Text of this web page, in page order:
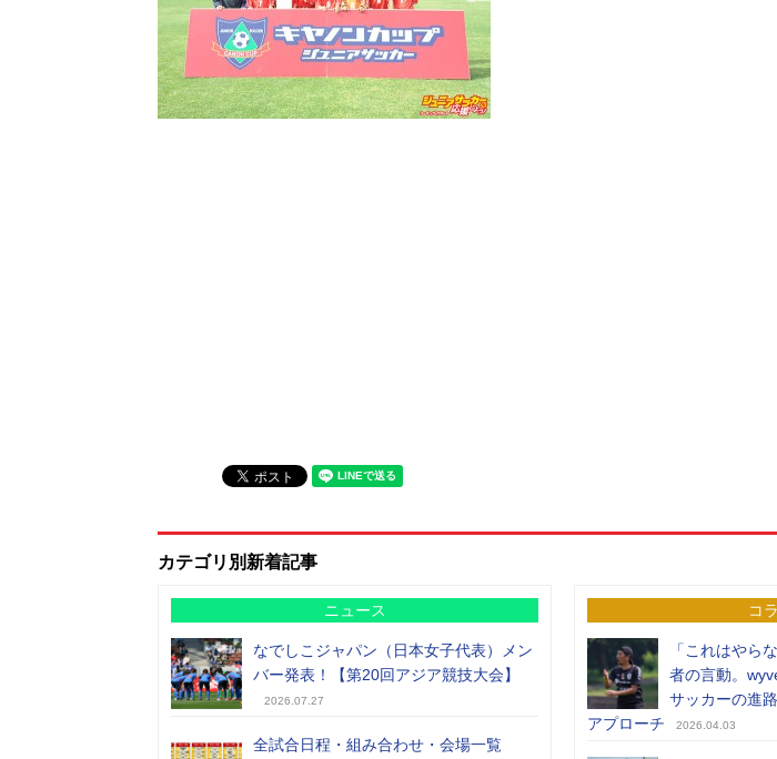
カテゴリ別新着記事
ニュース
なでしこジャパン（日本女子代表）メン
バー発表！【第20回アジア競技大会】
2026.07.27
全試合日程・組み合わせ・会場一覧
コ
「これはやら
者の言動。
サッカーの進
アプローチ
2026.04.03